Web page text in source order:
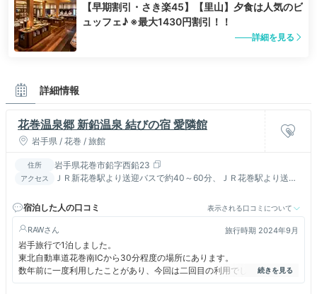
【早期割引・さき楽45】【里山】夕食は人気のビ
ュッフェ♪ ※最大1430円割引！！
詳細を見る
詳細情報
花巻温泉郷 新鉛温泉 結びの宿 愛隣館
岩手県 / 花巻 / 旅館
住所 岩手県花巻市鉛字西鉛23
アクセス
ＪＲ新花巻駅より送迎バスで約40～60分、ＪＲ花巻駅より送迎
宿泊した人の口コミ
表示される口コミについて
RAW 旅行時期 2024年9月
岩手旅行で1泊しました。
東北自動車道花巻南ICから30分程度の場所にあります。
数年前に一度利用したことがあり、今回は二回目の利用でした。